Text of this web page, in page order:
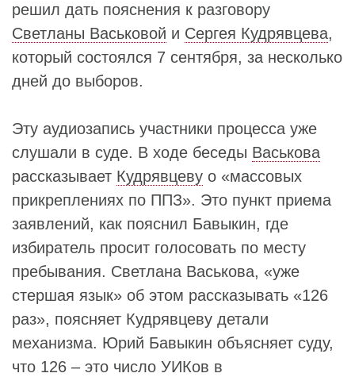
решил дать пояснения к разговору
Светланы Васьковой и Сергея Кудрявцева,
который состоялся 7 сентября, за несколько
дней до выборов.
Эту аудиозапись участники процесса уже
слушали в суде. В ходе беседы Васькова
рассказывает Кудрявцеву о «массовых
прикреплениях по ППЗ». Это пункт приема
заявлений, как пояснил Бавыкин, где
избиратель просит голосовать по месту
пребывания. Светлана Васькова, «уже
стершая язык» об этом рассказывать «126
раз», поясняет Кудрявцеву детали
механизма. Юрий Бавыкин объясняет суду,
что 126 – это число УИКов в